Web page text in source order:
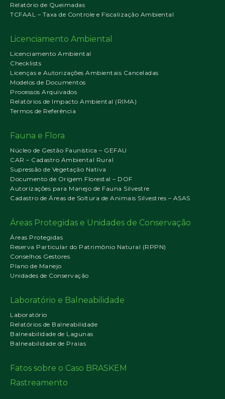
Relatório de Queimadas
TCFAAL – Taxa de Controle e Fiscalização Ambiental
Licenciamento Ambiental
Licenciamento Ambiental
Checklists
Licenças e Autorizações Ambientais Canceladas
Modelos de Documentos
Processos Arquivados
Relatórios de Impacto Ambiental (RIMA)
Termos de Referência
Fauna e Flora
Núcleo de Gestão Faunística – GEFAU
CAR – Cadastro Ambiental Rural
Supressão de Vegetação Nativa
Documento de Origem Florestal – DOF
Autorizações para Manejo de Fauna Silvestre
Cadastro de Áreas de Soltura de Animais Silvestres – ASAS
Áreas Protegidas e Unidades de Conservação
Áreas Protegidas
Reserva Particular do Patrimônio Natural (RPPN)
Conselhos Gestores
Plano de Manejo
Unidades de Conservação
Laboratório e Balneabilidade
Laboratório
Relatórios de Balneabilidade
Balneabilidade de Lagunas
Balneabilidade de Praias
Fatos sobre o Caso BRASKEM
Rastreamento